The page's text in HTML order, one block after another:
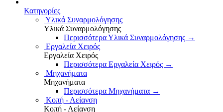
Κατηγορίες
Υλικά Συναρμολόγησης
Υλικά Συναρμολόγησης
Περισσότερα Υλικά Συναρμολόγησης →
Εργαλεία Χειρός
Εργαλεία Χειρός
Περισσότερα Εργαλεία Χειρός →
Μηχανήματα
Μηχανήματα
Περισσότερα Μηχανήματα →
Κοπή - Λείανση
Κοπή - Λείανση